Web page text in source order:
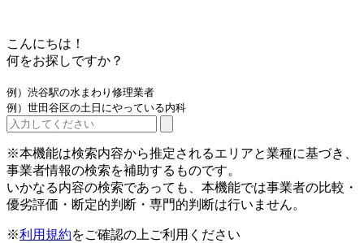
こんにちは！
何をお探しですか？
例）渋谷駅の水まわり修理業者
例）世田谷区の土日にやっている内科
※本機能は検索内容から推定されるエリアと業種に基づき、
事業者情報の検索を補助するものです。
いかなる内容の検索であっても、本機能では事業者の比較・
優劣評価・断定的判断・専門的判断は行いません。
※利用規約をご確認の上ご利用ください